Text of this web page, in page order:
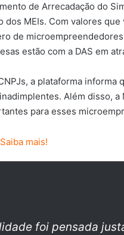
de Arrecadação do
MEIs. Com valores que
de
estão com a DAS em
a plataforma informa
Além disso,
para esses
foi pensada